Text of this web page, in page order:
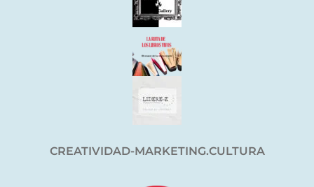
CREATIVIDAD-MARKETING.CULTURA